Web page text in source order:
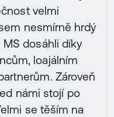
velmi
nesmírně hrdý
MS dosáhli díky
loajálním
Zároveň
námi stojí po
se těším na